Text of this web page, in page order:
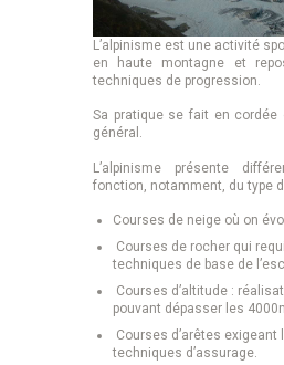
L’alpinisme est une activité
en haute montagne et
techniques de progression.
Sa pratique se fait en cordée
général.
L’alpinisme présente
fonction, notamment, du type
Courses de neige où on
Courses de rocher qui
techniques de base de
Courses d’altitude :
pouvant dépasser les
Courses d’arêtes
techniques d’assurage.